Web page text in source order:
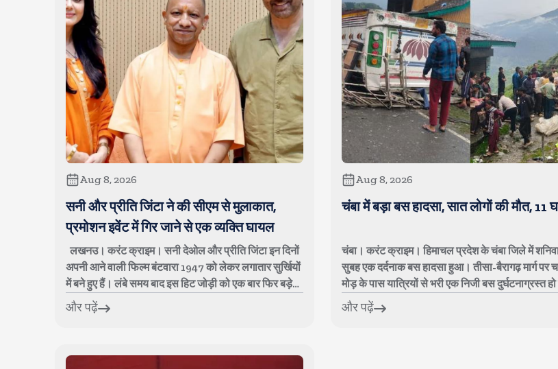
Aug 8, 2026
सनी और प्रीति जिंटा ने की सीएम से मुलाकात,
प्रमोशन इवेंट में गिर जाने से एक व्यक्ति घायल
लखनउ। करंट क्राइम। सनी देओल और प्रीति जिंटा इन दिनों
अपनी आने वाली फिल्म बंटवारा 1947 को लेकर लगातार सुर्खियों
में बने हुए हैं। लंबे समय बाद इस हिट जोड़ी को एक बार फिर बड़े
पर्दे पर साथ देखने के लिए फ...
और पढ़ें
Aug 8, 2026
चंबा में बड़ा बस हादसा, सात लोगों की मौत, 11
चंबा। करंट क्राइम। हिमाचल प्रदेश के चंबा जिले में
सुबह एक दर्दनाक बस हादसा हुआ। तीसा-बैरागढ़ मार्ग पर
मोड़ के पास यात्रियों से भरी एक निजी बस दुर्घटनाग्रस्त
हादसे में सात लोगों की ...
और पढ़ें